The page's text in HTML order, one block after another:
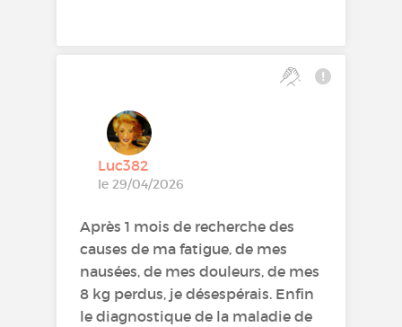
Luc382
le 29/04/2026
Après 1 mois de recherche des
causes de ma fatigue, de mes
nausées, de mes douleurs, de mes
8 kg perdus, je désespérais. Enfin
le diagnostique de la maladie de